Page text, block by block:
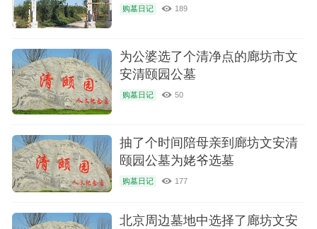
购墓日记 189
为公婆选了个清净点的廊坊市文
安清颐园公墓
购墓日记 50
抽了个时间陪母亲到廊坊文安清
颐园公墓为姥爷选墓
购墓日记 177
北京周边墓地中选择了廊坊文安